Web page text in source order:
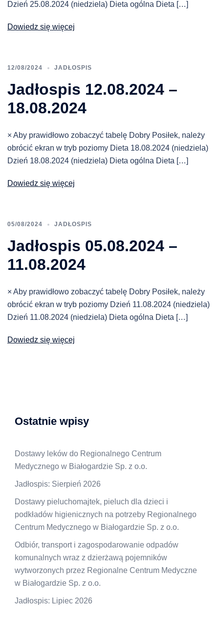
Dzień 25.08.2024 (niedziela) Dieta ogólna Dieta […]
Dowiedz się więcej
12/08/2024 JADŁOSPIS
Jadłospis 12.08.2024 –
18.08.2024
× Aby prawidłowo zobaczyć tabelę Dobry Posiłek, należy
obrócić ekran w tryb poziomy Dieta 18.08.2024 (niedziela)
Dzień 18.08.2024 (niedziela) Dieta ogólna Dieta […]
Dowiedz się więcej
05/08/2024 JADŁOSPIS
Jadłospis 05.08.2024 –
11.08.2024
× Aby prawidłowo zobaczyć tabelę Dobry Posiłek, należy
obrócić ekran w tryb poziomy Dzień 11.08.2024 (niedziela)
Dzień 11.08.2024 (niedziela) Dieta ogólna Dieta […]
Dowiedz się więcej
Ostatnie wpisy
Dostawy leków do Regionalnego Centrum
Medycznego w Białogardzie Sp. z o.o.
Jadłospis: Sierpień 2026
Dostawy pieluchomajtek, pieluch dla dzieci i
podkładów higienicznych na potrzeby Regionalnego
Centrum Medycznego w Białogardzie Sp. z o.o.
Odbiór, transport i zagospodarowanie odpadów
komunalnych wraz z dzierżawą pojemników
wytworzonych przez Regionalne Centrum Medyczne
w Białogardzie Sp. z o.o.
Jadłospis: Lipiec 2026